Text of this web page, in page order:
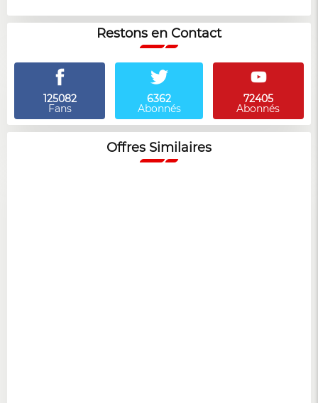
Restons en Contact
125082
Fans
6362
Abonnés
72405
Abonnés
Offres Similaires